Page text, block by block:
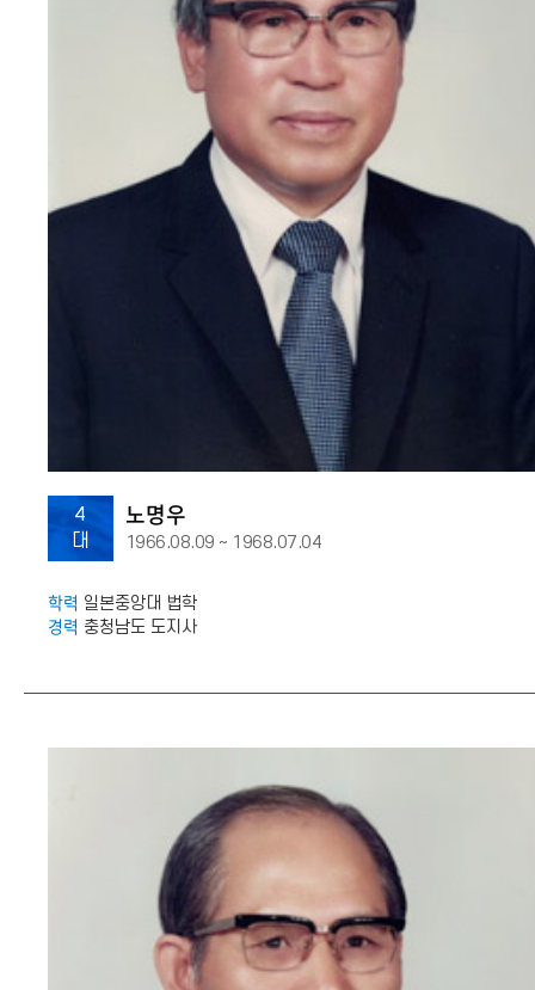
4
대
노명우
1966.08.09 ~ 1968.07.04
학력 일본중앙대 법학
경력 충청남도 도지사